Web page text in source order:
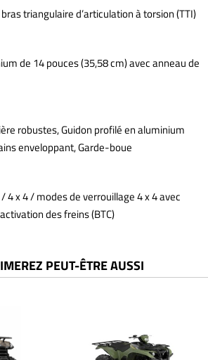
triangulaire d’articulation à torsion (TTI)
de 14 pouces (35,58 cm) avec anneau de
robustes, Guidon profilé en aluminium
enveloppant, Garde-boue
4 x 4 / modes de verrouillage 4 x 4 avec
des freins (BTC)
PEUT-ÊTRE AUSSI